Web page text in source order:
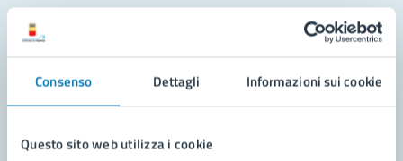
Consenso Dettagli Informazioni sui cookie
Questo sito web utilizza i cookie
Leggi le domande frequenti
Richiedi assistenza